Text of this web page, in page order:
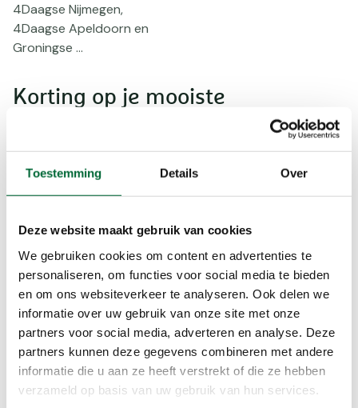
Toestemming Details Over
Deze website maakt gebruik van cookies
We gebruiken cookies om content en advertenties te
personaliseren, om functies voor social media te bieden
en om ons websiteverkeer te analyseren. Ook delen we
informatie over uw gebruik van onze site met onze
partners voor social media, adverteren en analyse. Deze
partners kunnen deze gegevens combineren met andere
informatie die u aan ze heeft verstrekt of die ze hebben
verzameld op basis van uw gebruik van hun services.
4Daagse Nijmegen,
4Daagse Apeldoorn en
Groningse ...
Korting op je mooiste
Algemeen
25% korting op
Bauerfeind Sports-
assortiment
Ondersteun je lichaam bij
Algemeen
Skéépe
wandelwol: 30%
korting
Comfortabel wandelen